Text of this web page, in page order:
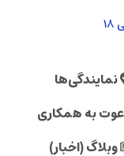
نمایندگی‌ها
به همکاری
وبلاگ (اخبار)